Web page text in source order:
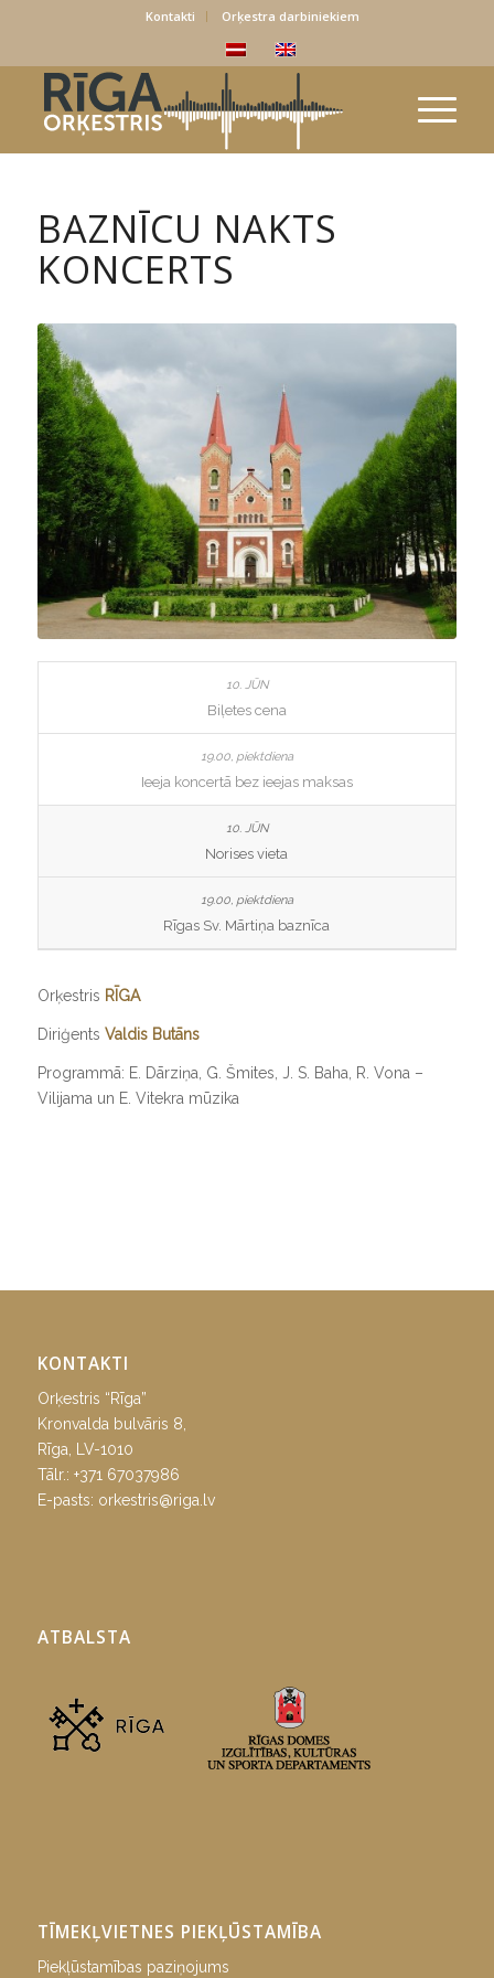
Kontakti Orķestra darbiniekiem
BAZNĪCU NAKTS
KONCERTS
Biļetes cena
Ieeja koncertā bez ieejas maksas
Norises vieta
Rīgas Sv. Mārtiņa baznīca
Orķestris RĪGA
Diriģents Valdis Butāns
Programmā: E. Dārziņa, G. Šmites, J. S. Baha, R. Vona –
Vilijama un E. Vitekra mūzika
KONTAKTI
Orķestris “Rīga”
Kronvalda bulvāris 8,
Rīga, LV-1010
Tālr.: +371 67037986
E-pasts: orkestris@riga.lv
ATBALSTA
TĪMEKĻVIETNES PIEKĻŪSTAMĪBA
Piekļūstamības paziņojums